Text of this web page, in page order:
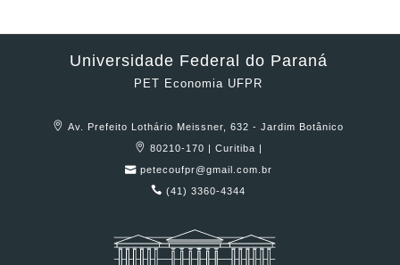
Universidade Federal do Paraná
PET Economia UFPR
Av. Prefeito Lothário Meissner, 632 - Jardim Botânico
80210-170 | Curitiba |
petecoufpr@gmail.com.br
(41) 3360-4344